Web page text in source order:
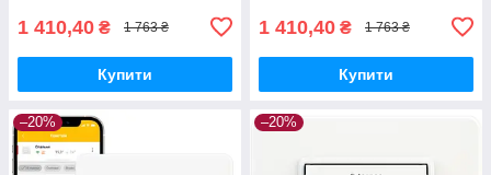
1 410,40 ₴ 1 763 ₴
Купити
1 410,40 ₴ 1 763 ₴
Купити
–20% –20%